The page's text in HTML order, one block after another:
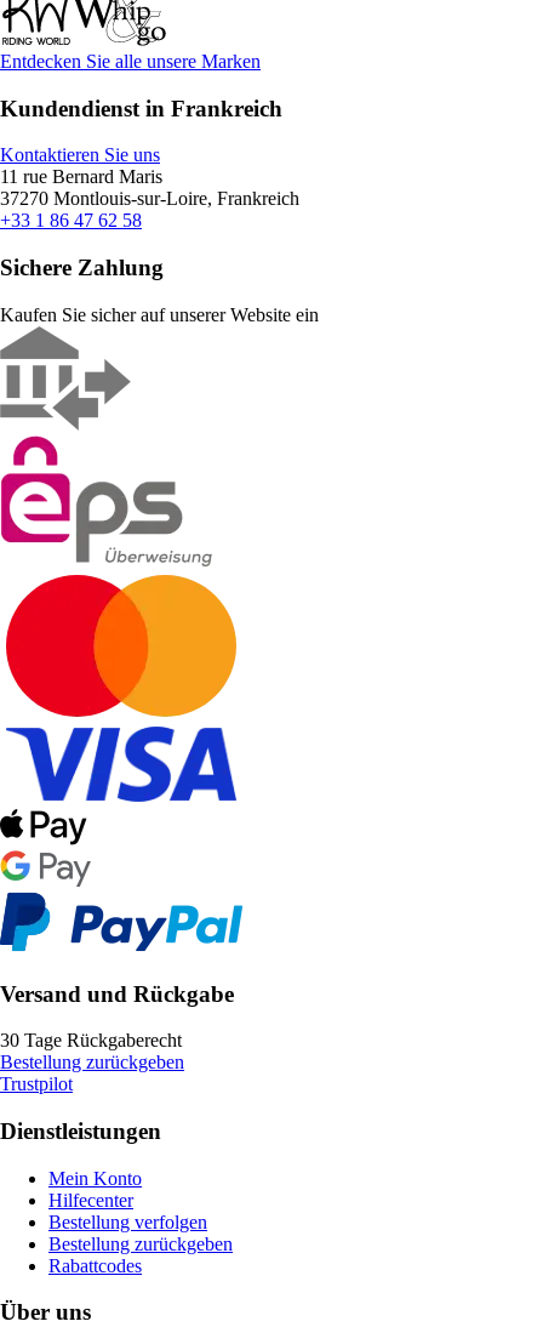
Entdecken Sie alle unsere Marken
Kundendienst in Frankreich
Kontaktieren Sie uns
11 rue Bernard Maris
37270 Montlouis-sur-Loire, Frankreich
+33 1 86 47 62 58
Sichere Zahlung
Kaufen Sie sicher auf unserer Website ein
Versand und Rückgabe
30 Tage Rückgaberecht
Bestellung zurückgeben
Trustpilot
Dienstleistungen
Mein Konto
Hilfecenter
Bestellung verfolgen
Bestellung zurückgeben
Rabattcodes
Über uns